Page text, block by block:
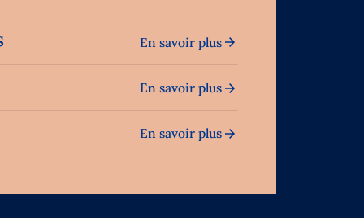
En savoir plus
En savoir plus
En savoir plus